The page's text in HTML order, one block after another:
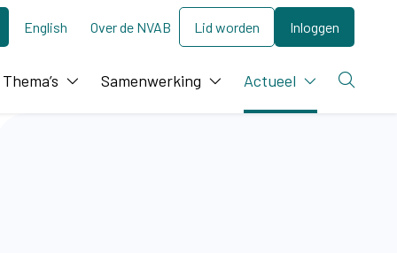
English Over de NVAB Lid worden Inloggen
Thema’s Samenwerking Actueel